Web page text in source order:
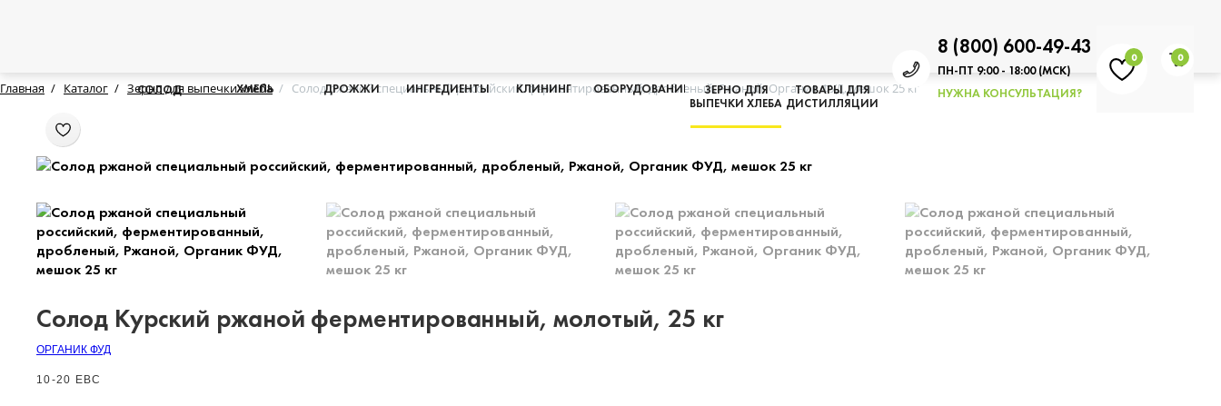
СОЛОД ХМЕЛЬ ДРОЖЖИ ИНГРЕДИЕНТЫ КЛИНИНГ ОБОРУДОВАНИЕ
ЗЕРНО ДЛЯ
ВЫПЕЧКИ ХЛЕБА
ТОВАРЫ ДЛЯ
ДИСТИЛЛЯЦИИ
8 (800) 600-49-43
ПН-ПТ 9:00 - 18:00 (МСК)
НУЖНА КОНСУЛЬТАЦИЯ?
0 0
Главная Каталог Зерно для выпечки хлеба Солод ржаной специальный российский, ферментированный, дробленый, Ржаной, Органик ФУД, мешок 25 кг
Солод Курский ржаной ферментированный, молотый, 25 кг
ОРГАНИК ФУД
10-20 EBC